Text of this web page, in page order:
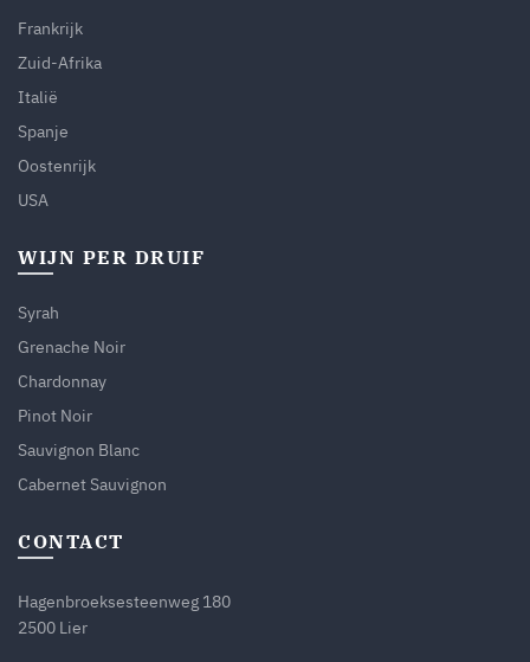
Frankrijk
Zuid-Afrika
Italië
Spanje
Oostenrijk
USA
WIJN PER DRUIF
Syrah
Grenache Noir
Chardonnay
Pinot Noir
Sauvignon Blanc
Cabernet Sauvignon
CONTACT
Hagenbroeksesteenweg 180
2500 Lier